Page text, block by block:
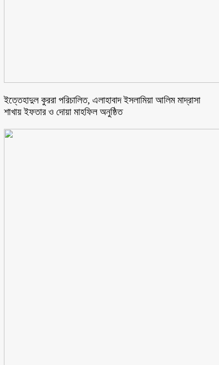
ইত্তেহাদুল কুররা পরিচালিত, এলাহাবাদ ইসলামিয়া আলিম মাদ্রাসা
শাখায় ইফতার ও দোয়া মাহফিল অনুষ্ঠিত